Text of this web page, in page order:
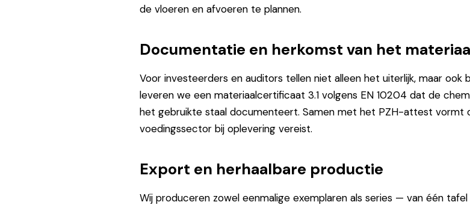
de vloeren en afvoeren te plannen.
Documentatie en herkomst van het
Voor investeerders en auditors tellen niet alleen het uiterlijk, maar ook
leveren we een materiaalcertificaat 3.1 volgens EN 10204 dat de
het gebruikte staal documenteert. Samen met het PZH-attest vormt
voedingssector bij oplevering vereist.
Export en herhaalbare productie
Wij produceren zowel eenmalige exemplaren als series — van één